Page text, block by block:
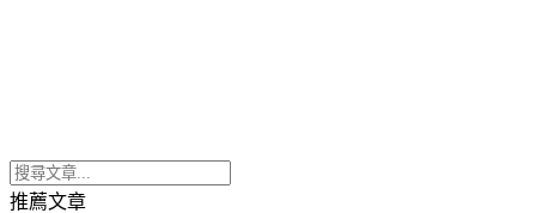
推薦文章